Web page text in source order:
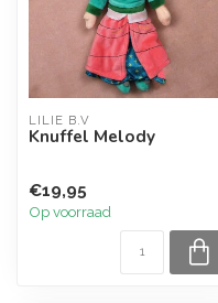
LILIE B.V
Knuffel Melody
€19,95
Op voorraad